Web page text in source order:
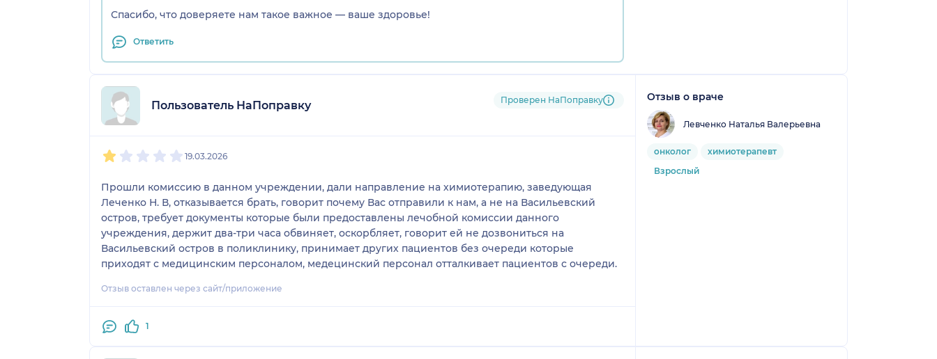
Спасибо, что доверяете нам такое важное — ваше здоровье!
Ответить
Пользователь НаПоправку Проверен НаПоправку
19.03.2026
Прошли комиссию в данном учреждении, дали направление на химиотерапию, заведующая
Леченко Н. В, отказывается брать, говорит почему Вас отправили к нам, а не на Васильевский
остров, требует документы которые были предоставлены лечобной комиссии данного
учреждения, держит два-три часа обвиняет, оскорбляет, говорит ей не дозвониться на
Васильевский остров в поликлинику, принимает других пациентов без очереди которые
приходят с медицинским персоналом, медецинский персонал отталкивает пациентов с очереди.
Отзыв оставлен через сайт/приложение
1
Отзыв о враче
Левченко Наталья Валерьевна
онколог
химиотерапевт
Взрослый